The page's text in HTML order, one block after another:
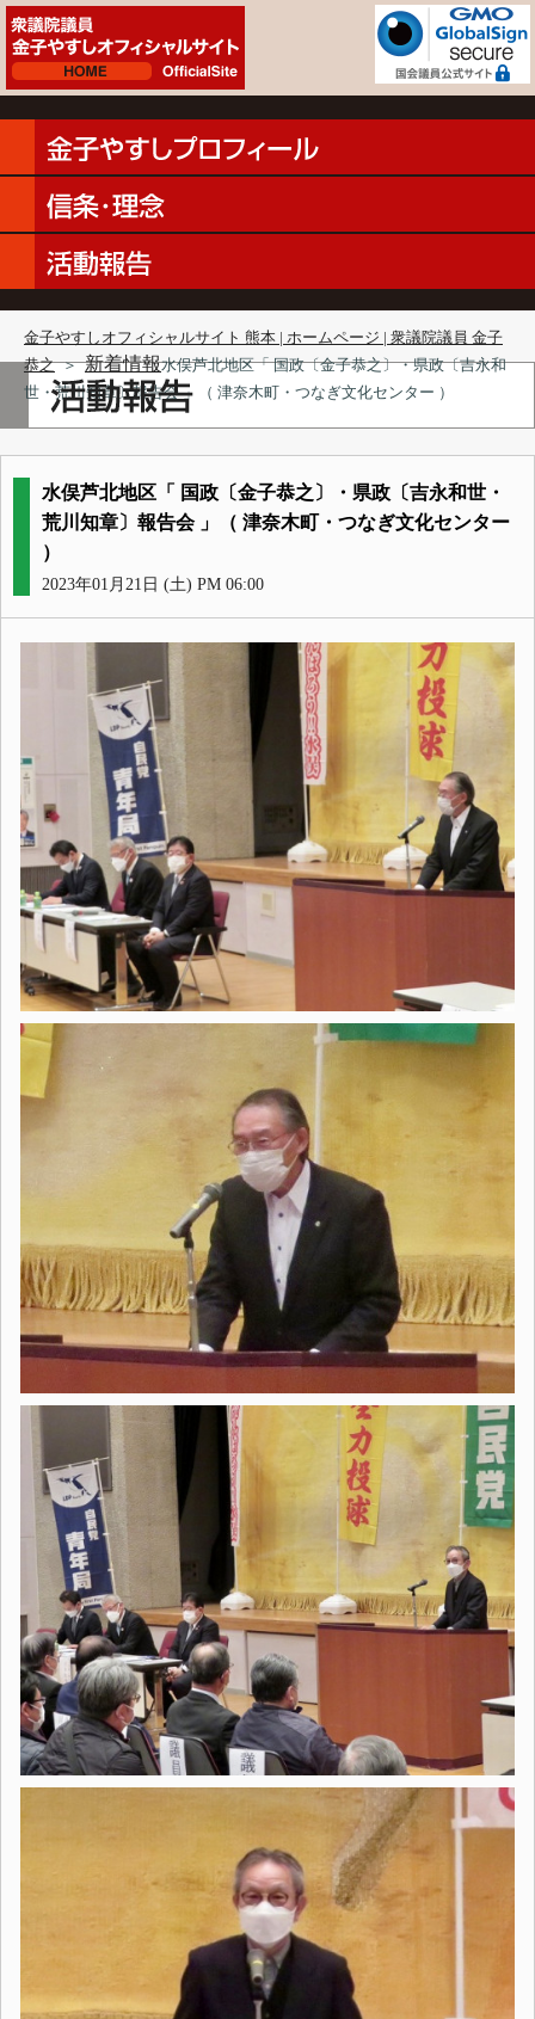
金子やすしオフィシャルサイト 熊本 | ホームページ | 衆議院議員 金子
恭之 ＞ 新着情報水俣芦北地区「 国政〔金子恭之〕・県政〔吉永和
世・荒川知章〕報告会 」（ 津奈木町・つなぎ文化センター ）
水俣芦北地区「 国政〔金子恭之〕・県政〔吉永和世・
荒川知章〕報告会 」（ 津奈木町・つなぎ文化センター
）
2023年01月21日 (土) PM 06:00